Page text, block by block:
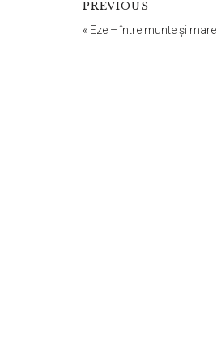
PREVIOUS
« Eze – între munte și mare